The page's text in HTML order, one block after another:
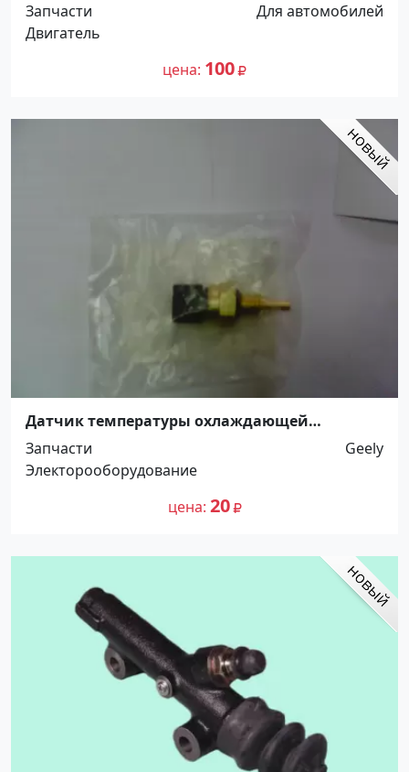
Запчасти
Для автомобилей
Двигатель
цена 100
Датчик температуры охлаждающей
жидкости Geely Краснодар-Динская
Запчасти
Geely
Электорооборудование
цена 20